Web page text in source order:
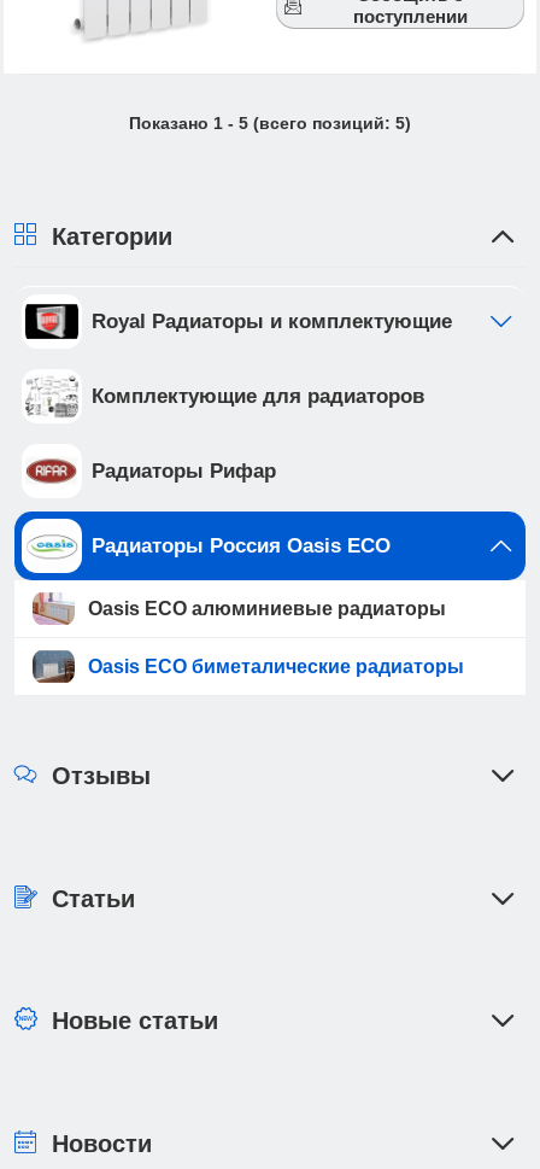
поступлении
Показано 1 - 5 (всего позиций: 5)
Категории
Royal Радиаторы и комплектующие
Комплектующие для радиаторов
Радиаторы Рифар
Радиаторы Россия Oasis ECO
Oasis ECO алюминиевые радиаторы
Oasis ECO биметалические радиаторы
Отзывы
Статьи
Новые статьи
Новости